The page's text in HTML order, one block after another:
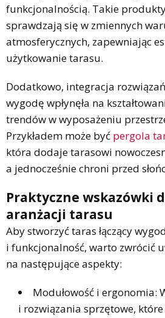
funkcjonalnością. Takie
sprawdzają się w zmiennych
atmosferycznych, zapewniając
użytkowanie tarasu.
Dodatkowo, integracja
wygodę wpłynęła na
trendów w wyposażeniu
Przykładem może być pergola
która dodaje tarasowi
a jednocześnie chroni przed
Praktyczne wskazówki
aranżacji tarasu
Aby stworzyć taras łączący
i funkcjonalność, warto zwrócić
na następujące aspekty:
Modułowość i ergonomia:
i rozwiązania sprzętowe,